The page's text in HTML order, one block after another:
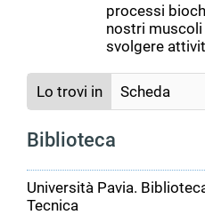
processi
nostri muscoli
svolgere
Lo trovi in Scheda
Biblioteca
Università Pavia.
Tecnica